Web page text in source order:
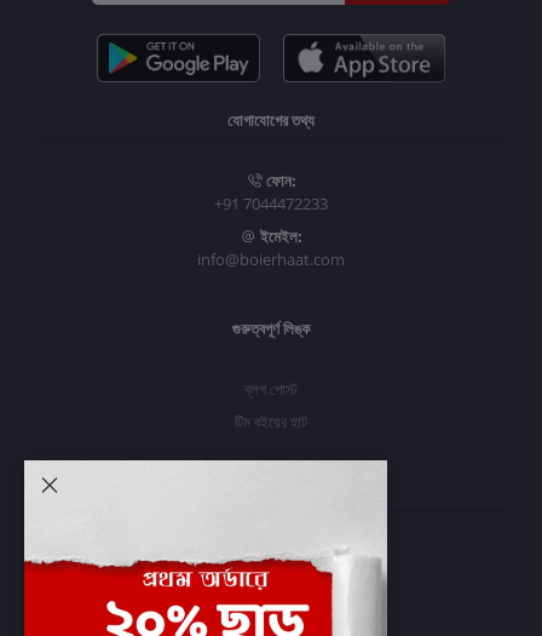
যোগাযোগের তথ্য
ফোন:
+91 7044472233
ইমেইল:
info@boierhaat.com
গুরুত্বপূর্ণ লিঙ্ক
ব্লগ পোস্ট
টিম বইয়ের হাট
প্রবেশ করুন
অর্ডার ইতিহাস
আমার ইচ্ছাগুলি